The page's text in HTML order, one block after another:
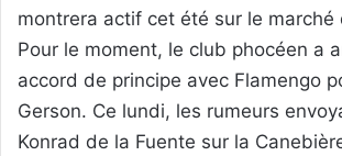
montrera actif cet été sur le
Pour le moment, le club phocéen a
accord de principe avec Flamengo
Gerson. Ce lundi, les rumeurs
Konrad de la Fuente sur la